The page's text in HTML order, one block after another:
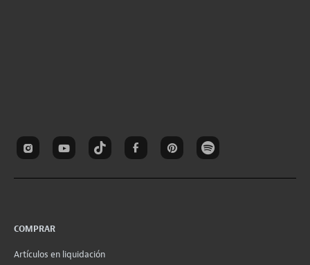
COMPRAR
Artículos en liquidación